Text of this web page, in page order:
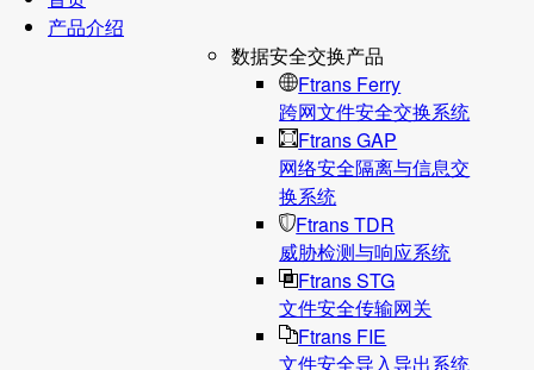
产品介绍
数据安全交换产品
Ftrans Ferry
跨网文件安全交换系统
Ftrans GAP
网络安全隔离与信息交
换系统
Ftrans TDR
威胁检测与响应系统
Ftrans STG
文件安全传输网关
Ftrans FIE
文件安全导入导出系统